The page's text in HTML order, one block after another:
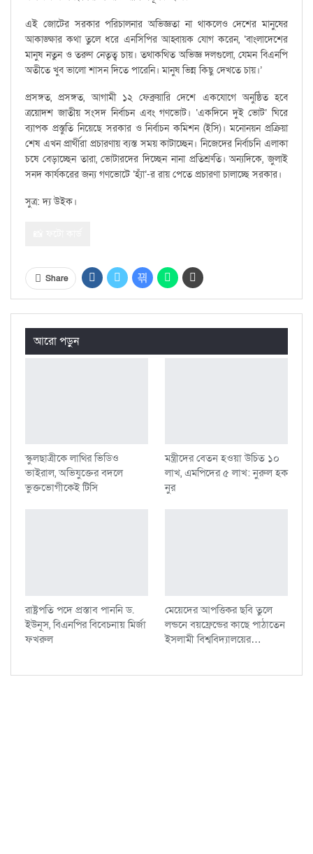
এই জোটের সরকার পরিচালনার অভিজ্ঞতা না থাকলেও দেশের মানুষের
আকাঙ্ক্ষার কথা তুলে ধরে এনসিপির আহ্বায়ক যোগ করেন, ‘বাংলাদেশের
মানুষ নতুন ও তরুণ নেতৃত্ব চায়। তথাকথিত অভিজ্ঞ দলগুলো, যেমন বিএনপি
অতীতে খুব ভালো শাসন দিতে পারেনি। মানুষ ভিন্ন কিছু দেখতে চায়।’
প্রসঙ্গত, প্রসঙ্গত, আগামী ১২ ফেব্রুয়ারি দেশে একযোগে অনুষ্ঠিত হবে
ত্রয়োদশ জাতীয় সংসদ নির্বাচন এবং গণভোট। ‘একদিনে দুই ভোট’ ঘিরে
ব্যাপক প্রস্তুতি নিয়েছে সরকার ও নির্বাচন কমিশন (ইসি)। মনোনয়ন প্রক্রিয়া
শেষ এখন প্রার্থীরা প্রচারণায় ব্যস্ত সময় কাটাচ্ছেন। নিজেদের নির্বাচনি এলাকা
চষে বেড়াচ্ছেন তারা, ভোটারদের দিচ্ছেন নানা প্রতিশ্রুতি। অন্যদিকে, জুলাই
সনদ কার্যকরের জন্য গণভোটে ‘হ্যাঁ’-র রায় পেতে প্রচারণা চালাচ্ছে সরকার।
সুত্র: দ্য উইক।
Share
আরো পড়ুন
স্কুলছাত্রীকে লাথির ভিডিও
ভাইরাল, অভিযুক্তের বদলে
ভুক্তভোগীকেই টিসি
মন্ত্রীদের বেতন হওয়া উচিত ১০
লাখ, এমপিদের ৫ লাখ: নুরুল হক
নুর
রাষ্ট্রপতি পদে প্রস্তাব পাননি ড.
ইউনূস, বিএনপির বিবেচনায় মির্জা
ফখরুল
মেয়েদের আপত্তিকর ছবি তুলে
লন্ডনে বয়ফ্রেন্ডের কাছে পাঠাতেন
ইসলামী বিশ্ববিদ্যালয়ের…